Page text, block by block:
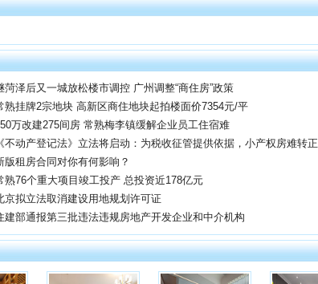
菏泽后又一城放松楼市调控 广州调整“商住房”政策
熟挂牌2宗地块 高新区商住地块起拍楼面价7354元/平
万改建275间房 常熟梅李镇缓解企业员工住宿难
《不动产登记法》立法将启动：为税收征管提供依据，小产权房难转正
版租房合同对你有何影响？
熟76个重大项目竣工投产 总投资近178亿元
京拟立法取消建设用地规划许可证
建部通报第三批违法违规房地产开发企业和中介机构